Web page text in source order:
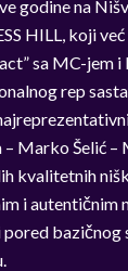
godine na
HILL, koji
sa MC-jem
rep
Marko Šelić
kvalitetnih
i
bazičnog